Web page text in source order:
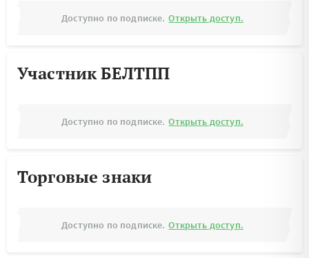
Доступно по подписке. Открыть доступ.
Участник БЕЛТПП
Доступно по подписке. Открыть доступ.
Торговые знаки
Доступно по подписке. Открыть доступ.